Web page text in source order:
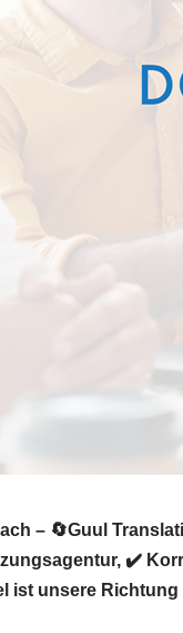
– 🔄Guul
✔️
ist unsere